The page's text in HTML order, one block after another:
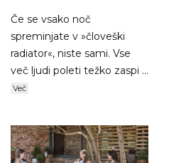
Če se vsako noč
spreminjate v »človeški
radiator«, niste sami. Vse
več ljudi poleti težko zaspi ...
Več